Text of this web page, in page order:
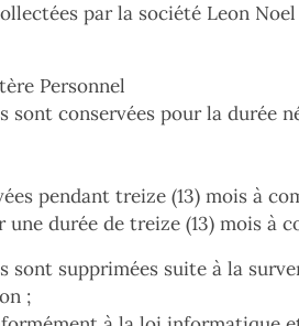
par la société Leon
Personnel
sont conservées pour la durée
pendant treize (13) mois à
une durée de treize (13) mois à
supprimées suite à la
;